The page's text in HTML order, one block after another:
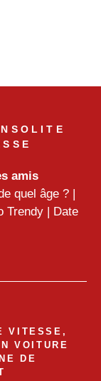
amis
quel âge ? |
Trendy | Date
VITESSE,
VOITURE
DE